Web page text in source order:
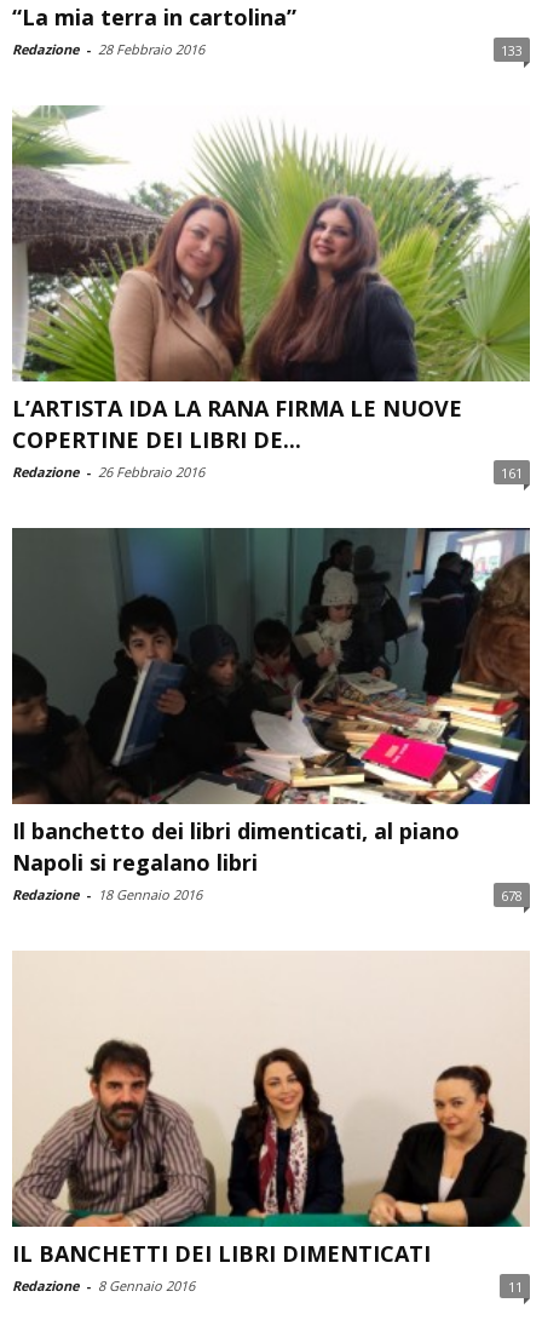
“La mia terra in cartolina”
Redazione - 28 Febbraio 2016 133
L’ARTISTA IDA LA RANA FIRMA LE NUOVE
COPERTINE DEI LIBRI DE...
Redazione - 26 Febbraio 2016 161
Il banchetto dei libri dimenticati, al piano
Napoli si regalano libri
Redazione - 18 Gennaio 2016 678
IL BANCHETTI DEI LIBRI DIMENTICATI
Redazione - 8 Gennaio 2016 11